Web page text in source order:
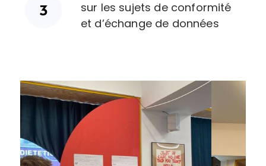
sur les sujets de conformité
et d’échange de données